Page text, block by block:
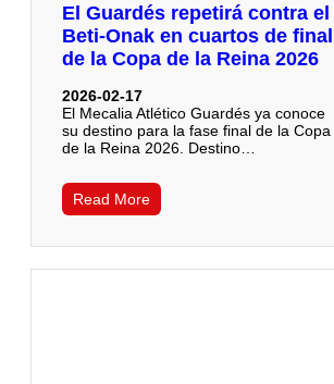
El Guardés repetirá contra el
Beti-Onak en cuartos de final
de la Copa de la Reina 2026
2026-02-17
El Mecalia Atlético Guardés ya conoce
su destino para la fase final de la Copa
de la Reina 2026. Destino…
Read More